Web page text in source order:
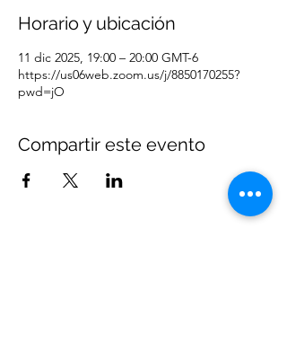
Horario y ubicación
11 dic 2025, 19:00 – 20:00 GMT-6
https://us06web.zoom.us/j/8850170255?
pwd=jO
Compartir este evento